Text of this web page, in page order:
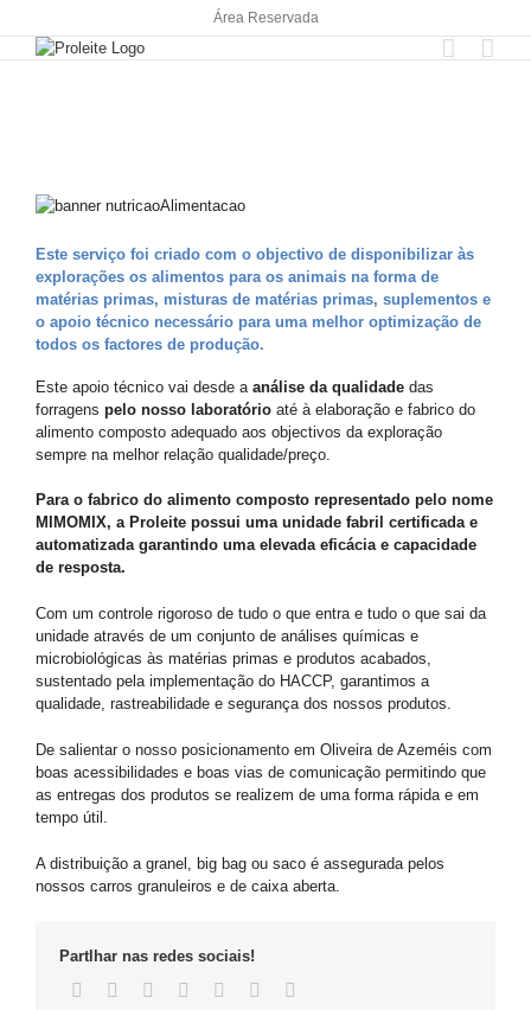
to
content
Área Reservada
Este serviço foi criado com o objectivo de disponibilizar às
explorações os alimentos para os animais na forma de
matérias primas, misturas de matérias primas, suplementos e
o apoio técnico necessário para uma melhor optimização de
todos os factores de produção.
Este apoio técnico vai desde a análise da qualidade das
forragens pelo nosso laboratório até à elaboração e fabrico do
alimento composto adequado aos objectivos da exploração
sempre na melhor relação qualidade/preço.
Para o fabrico do alimento composto representado pelo nome
MIMOMIX, a Proleite possui uma unidade fabril certificada e
automatizada garantindo uma elevada eficácia e capacidade
de resposta.
Com um controle rigoroso de tudo o que entra e tudo o que sai da
unidade através de um conjunto de análises químicas e
microbiológicas às matérias primas e produtos acabados,
sustentado pela implementação do HACCP, garantimos a
qualidade, rastreabilidade e segurança dos nossos produtos.
De salientar o nosso posicionamento em Oliveira de Azeméis com
boas acessibilidades e boas vias de comunicação permitindo que
as entregas dos produtos se realizem de uma forma rápida e em
tempo útil.
A distribuição a granel, big bag ou saco é assegurada pelos
nossos carros granuleiros e de caixa aberta.
Partlhar nas redes sociais!